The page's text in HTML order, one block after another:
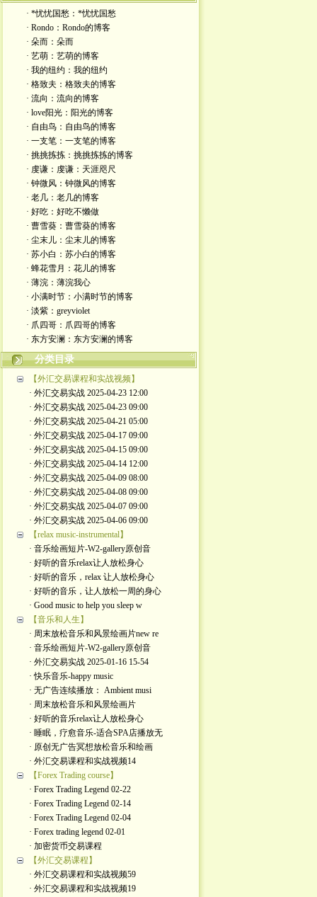
· *忧忧国愁：*忧忧国愁
· Rondo：Rondo的博客
· 朵而：朵而
· 艺萌：艺萌的博客
· 我的纽约：我的纽约
· 格致夫：格致夫的博客
· 流向：流向的博客
· love阳光：阳光的博客
· 自由鸟：自由鸟的博客
· 一支笔：一支笔的博客
· 挑挑拣拣：挑挑拣拣的博客
· 虔谦：虔谦：天涯咫尺
· 钟微风：钟微风的博客
· 老几：老几的博客
· 好吃：好吃不懒做
· 曹雪葵：曹雪葵的博客
· 尘末儿：尘末儿的博客
· 苏小白：苏小白的博客
· 蜂花雪月：花儿的博客
· 薄浣：薄浣我心
· 小满时节：小满时节的博客
· 淡紫：greyviolet
· 爪四哥：爪四哥的博客
· 东方安澜：东方安澜的博客
分类目录
【外汇交易课程和实战视频】
· 外汇交易实战 2025-04-23 12:00
· 外汇交易实战 2025-04-23 09:00
· 外汇交易实战 2025-04-21 05:00
· 外汇交易实战 2025-04-17 09:00
· 外汇交易实战 2025-04-15 09:00
· 外汇交易实战 2025-04-14 12:00
· 外汇交易实战 2025-04-09 08:00
· 外汇交易实战 2025-04-08 09:00
· 外汇交易实战 2025-04-07 09:00
· 外汇交易实战 2025-04-06 09:00
【relax music-instrumental】
· 音乐绘画短片-W2-gallery原创音
· 好听的音乐relax让人放松身心
· 好听的音乐，relax 让人放松身心
· 好听的音乐，让人放松一周的身心
· Good music to help you sleep w
【音乐和人生】
· 周末放松音乐和风景绘画片new re
· 音乐绘画短片-W2-gallery原创音
· 外汇交易实战 2025-01-16 15-54
· 快乐音乐-happy music
· 无广告连续播放： Ambient musi
· 周末放松音乐和风景绘画片
· 好听的音乐relax让人放松身心
· 睡眠，疗愈音乐-适合SPA店播放无
· 原创无广告冥想放松音乐和绘画
· 外汇交易课程和实战视频14
【Forex Trading course】
· Forex Trading Legend 02-22
· Forex Trading Legend 02-14
· Forex Trading Legend 02-04
· Forex trading legend 02-01
· 加密货币交易课程
【外汇交易课程】
· 外汇交易课程和实战视频59
· 外汇交易课程和实战视频19